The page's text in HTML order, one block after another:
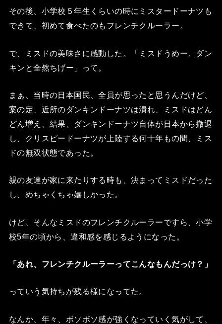
その後、小学校５年生くらいの時にミスタードーナツも
できて、初めて食べたのもフレンチクルーラー。
で、ミスドの美味さに感動した。「ミスドうめー。ダン
キンと全然ちげー」って。
まぁ、当時の日本国民、全員が思ったと思うんだけど、
案の定、近所のダンキンドーナツは潰れ、ミスドはどん
どん増え、結果、ダンキンドーナツ自体が日本から撤退
し、クリスピードーナツが上陸する何十年もの間、ミス
ドの無双状態であった。
親の友達が家に来たりする時も、決まってミスドだった
し、めちゃくちゃ嬉しかった。
けど、そんなミスドのフレンチクルーラーですら、小学
校5年の頃から、違和感を感じるようになった。
「あれ、フレンチクルーラーってこんなもんだっけ？」
っていう気持ちが残る様になってた。
なんか、年々、ボソボソ感が強くなっていく気がして、